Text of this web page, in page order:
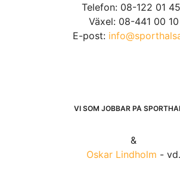
Telefon: 08-122 01
Växel: 08-441 00 10
E-post:
VI SOM JOBBAR PÅ
&
Oskar Lindholm - vd.